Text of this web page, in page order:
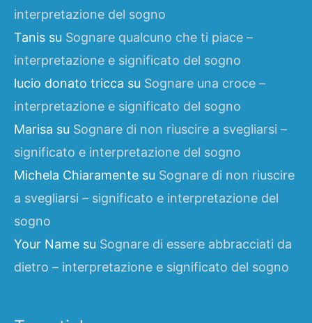
interpretazione del sogno
Tanis su Sognare qualcuno che ti piace –
interpretazione e significato del sogno
lucio donato tricca su Sognare una croce –
interpretazione e significato del sogno
Marisa su Sognare di non riuscire a svegliarsi –
significato e interpretazione del sogno
Michela Chiaramente su Sognare di non riuscire
a svegliarsi – significato e interpretazione del
sogno
Your Name su Sognare di essere abbracciati da
dietro – interpretazione e significato del sogno